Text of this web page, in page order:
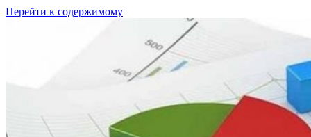
Перейти к содержимому